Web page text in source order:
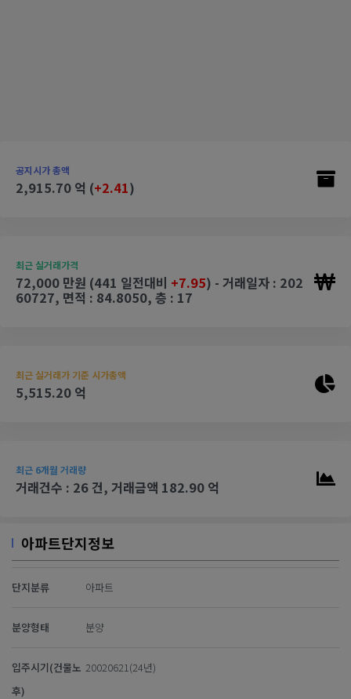
공지시가 총액
2,915.70 억 (+2.41)
최근 실거래가격
72,000 만원 (441 일전대비 +7.95) - 거래일자 : 202
60727, 면적 : 84.8050, 층 : 17
최근 실거래가 기준 시가총액
5,515.20 억
최근 6개월 거래량
거래건수 : 26 건, 거래금액 182.90 억
아파트단지정보
단지분류 아파트
분양형태 분양
입주시기(건물노
후)
20020621(24년)